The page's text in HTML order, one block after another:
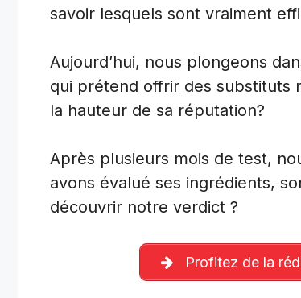
savoir lesquels sont vraiment
Aujourd’hui, nous plongeons
qui prétend offrir des substituts
la hauteur de sa réputation?
Après plusieurs mois de test,
avons évalué ses ingrédients,
découvrir notre verdict ?
Profitez de la